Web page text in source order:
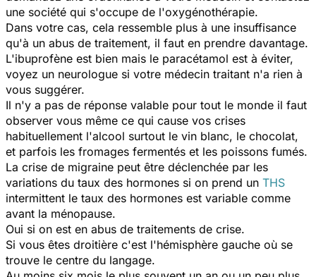
une société qui s'occupe de l'oxygénothérapie.
Dans votre cas, cela ressemble plus à une insuffisance
qu'à un abus de traitement, il faut en prendre davantage.
L'ibuprofène est bien mais le paracétamol est à éviter,
voyez un neurologue si votre médecin traitant n'a rien à
vous suggérer.
Il n'y a pas de réponse valable pour tout le monde il faut
observer vous même ce qui cause vos crises
habituellement l'alcool surtout le vin blanc, le chocolat,
et parfois les fromages fermentés et les poissons fumés.
La crise de migraine peut être déclenchée par les
variations du taux des hormones si on prend un THS
intermittent le taux des hormones est variable comme
avant la ménopause.
Oui si on est en abus de traitements de crise.
Si vous êtes droitière c'est l'hémisphère gauche où se
trouve le centre du langage.